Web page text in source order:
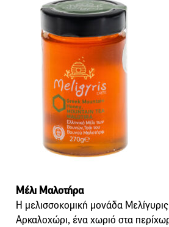
Μέλι Μαλοτήρα
Η μελισσοκομική μονάδα Μελίγυρις
Αρκαλοχώρι, ένα χωριό στα